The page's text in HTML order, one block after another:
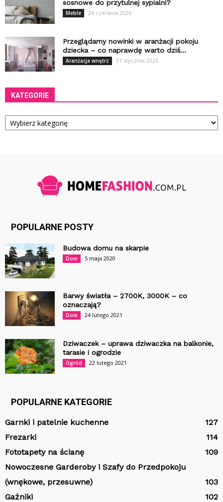
sosnowe do przytulnej sypialni?
Meble 24 czerwca 2026
Przeglądamy nowinki w aranżacji pokoju
dziecka – co naprawdę warto dziś...
Aranżacja wnętrz 31 stycznia 2026
KATEGORIE
Kategorie
POPULARNE POSTY
Budowa domu na skarpie
Dom 5 maja 2020
Barwy światła – 2700K, 3000K – co
oznaczają?
Dom 24 lutego 2021
Dziwaczek – uprawa dziwaczka na balkonie,
tarasie i ogrodzie
Ogród 22 lutego 2021
POPULARNE KATEGORIE
Garnki i patelnie kuchenne
127
Frezarki
114
Fototapety na ścianę
109
Nowoczesne Garderoby i Szafy do Przedpokoju
(wnękowe, przesuwne)
103
Gaźniki
102